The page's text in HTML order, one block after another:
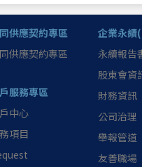
供應契約專區
供應契約專區
服務專區
中心
項目
企業永續
永續報告
股東會資
財務資訊
公司治理
舉報管道
友善職場